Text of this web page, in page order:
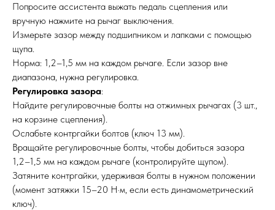
Попросите ассистента выжать педаль сцепления или
вручную нажмите на рычаг выключения.
Измерьте зазор между подшипником и лапками с помощью
щупа.
Норма: 1,2–1,5 мм на каждом рычаге. Если зазор вне
диапазона, нужна регулировка.
Регулировка зазора:
Найдите регулировочные болты на отжимных рычагах (3 шт.,
на корзине сцепления).
Ослабьте контргайки болтов (ключ 13 мм).
Вращайте регулировочные болты, чтобы добиться зазора
1,2–1,5 мм на каждом рычаге (контролируйте щупом).
Затяните контргайки, удерживая болты в нужном положении
(момент затяжки 15–20 Н·м, если есть динамометрический
ключ).